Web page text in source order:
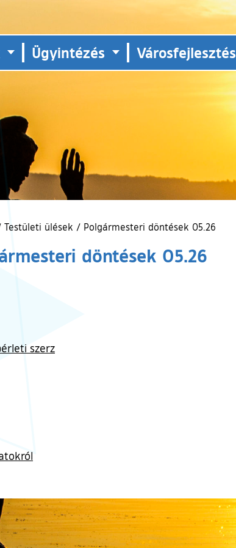
Ügyintézés Városfejlesztés
Testületi ülések / Polgármesteri döntések 05.26
döntések 05.26
szerz